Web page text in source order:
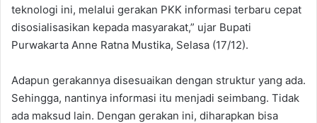
teknologi ini, melalui gerakan PKK informasi terbaru cepat
disosialisasikan kepada masyarakat,” ujar Bupati
Purwakarta Anne Ratna Mustika, Selasa (17/12).
Adapun gerakannya disesuaikan dengan struktur yang ada.
Sehingga, nantinya informasi itu menjadi seimbang. Tidak
ada maksud lain. Dengan gerakan ini, diharapkan bisa